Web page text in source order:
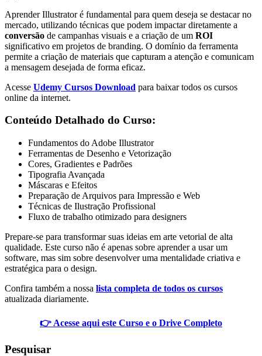
Aprender Illustrator é fundamental para quem deseja se destacar no
mercado, utilizando técnicas que podem impactar diretamente a
conversão de campanhas visuais e a criação de um ROI
significativo em projetos de branding. O domínio da ferramenta
permite a criação de materiais que capturam a atenção e comunicam
a mensagem desejada de forma eficaz.
Acesse Udemy Cursos Download para baixar todos os cursos
online da internet.
Conteúdo Detalhado do Curso:
Fundamentos do Adobe Illustrator
Ferramentas de Desenho e Vetorização
Cores, Gradientes e Padrões
Tipografia Avançada
Máscaras e Efeitos
Preparação de Arquivos para Impressão e Web
Técnicas de Ilustração Profissional
Fluxo de trabalho otimizado para designers
Prepare-se para transformar suas ideias em arte vetorial de alta
qualidade. Este curso não é apenas sobre aprender a usar um
software, mas sim sobre desenvolver uma mentalidade criativa e
estratégica para o design.
Confira também a nossa lista completa de todos os cursos
atualizada diariamente.
👉 Acesse aqui este Curso e o Drive Completo
Pesquisar